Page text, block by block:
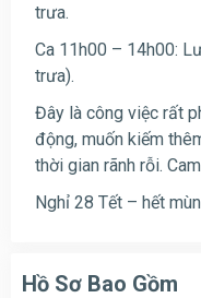
trưa.
Ca 11h00 – 14h00:
trưa).
Đây là công việc rất
động, muốn kiếm
thời gian rãnh rỗi.
Nghỉ 28 Tết – hết
Hồ Sơ Bao Gồm